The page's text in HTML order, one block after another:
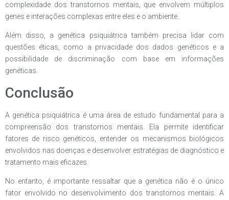
complexidade dos transtornos mentais, que envolvem múltiplos
genes e interações complexas entre eles e o ambiente.
Além disso, a genética psiquiátrica também precisa lidar com
questões éticas, como a privacidade dos dados genéticos e a
possibilidade de discriminação com base em informações
genéticas.
Conclusão
A genética psiquiátrica é uma área de estudo fundamental para a
compreensão dos transtornos mentais. Ela permite identificar
fatores de risco genéticos, entender os mecanismos biológicos
envolvidos nas doenças e desenvolver estratégias de diagnóstico e
tratamento mais eficazes.
No entanto, é importante ressaltar que a genética não é o único
fator envolvido no desenvolvimento dos transtornos mentais. A